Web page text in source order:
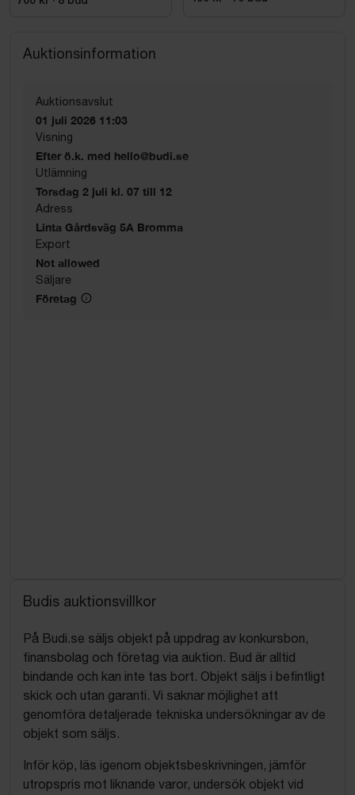
Auktionsinformation
Auktionsavslut
01 juli 2026 11:03
Visning
Efter ö.k. med hello@budi.se
Utlämning
Torsdag 2 juli kl. 07 till 12
Adress
Linta Gårdsväg 5A Bromma
Export
Not allowed
Säljare
Företag
Budis auktionsvillkor
På Budi.se säljs objekt på uppdrag av konkursbon,
finansbolag och företag via auktion. Bud är alltid
bindande och kan inte tas bort. Objekt säljs i befintligt
skick och utan garanti. Vi saknar möjlighet att
genomföra detaljerade tekniska undersökningar av de
objekt som säljs.
Inför köp, läs igenom objektsbeskrivningen, jämför
utropspris mot liknande varor, undersök objekt vid